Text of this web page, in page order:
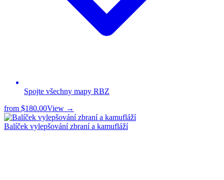
Spojte všechny mapy RBZ
from $180.00View →
Balíček vylepšování zbraní a kamufláží